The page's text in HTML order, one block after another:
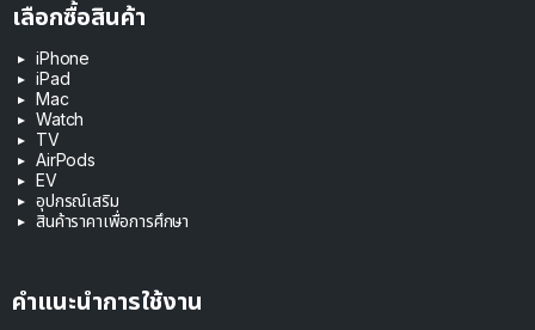
เลือกซื้อสินค้า
iPhone
iPad
Mac
Watch
TV
AirPods
EV
อุปกรณ์เสริม
สินค้าราคาเพื่อการศึกษา
คำแนะนำการใช้งาน